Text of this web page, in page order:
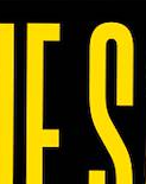
della
di